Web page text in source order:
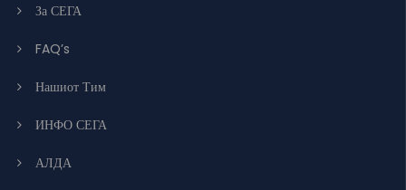
За СЕГА
FAQ’s
Нашиот Тим
ИНФО СЕГА
АЛДА